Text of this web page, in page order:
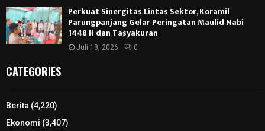
Perkuat Sinergitas Lintas Sektor, Koramil
Parungpanjang Gelar Peringatan Maulid Nabi
1448 H dan Tasyakuran
Juli 18, 2026 0
CATEGORIES
Berita (4,220)
Ekonomi (3,407)